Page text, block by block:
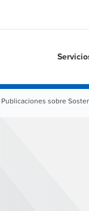
Publicaciones sobre